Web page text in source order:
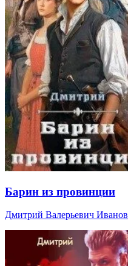
Барин из провинции
Дмитрий Валерьевич Иванов